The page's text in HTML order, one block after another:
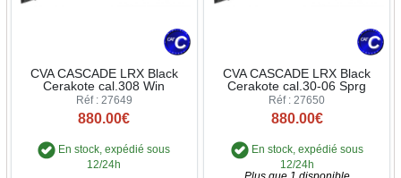
CVA CASCADE LRX Black
Cerakote cal.308 Win
Réf : 27649
880.00€
En stock, expédié sous
12/24h
CVA CASCADE LRX Black
Cerakote cal.30-06 Sprg
Réf : 27650
880.00€
En stock, expédié sous
12/24h